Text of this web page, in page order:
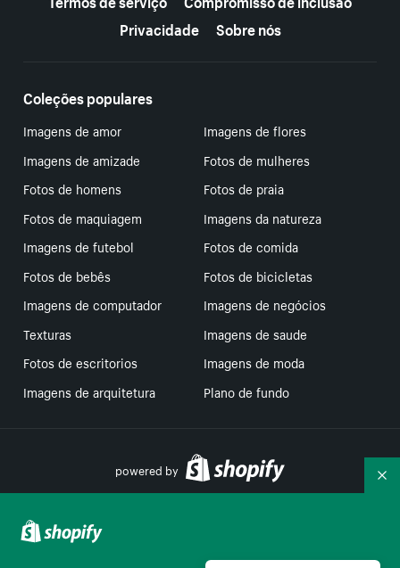
Privacidade
Sobre nós
Coleções populares
Imagens de amor
Imagens de flores
Imagens de amizade
Fotos de mulheres
Fotos de homens
Fotos de praia
Fotos de maquiagem
Imagens da natureza
Imagens de futebol
Fotos de comida
Fotos de bebês
Fotos de bicicletas
Imagens de computador
Imagens de negócios
Texturas
Imagens de saude
Fotos de escritorios
Imagens de moda
Imagens de arquitetura
Plano de fundo
powered by
Suas escolhas de privacidade